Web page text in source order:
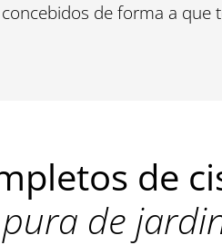
de forma a
de
de